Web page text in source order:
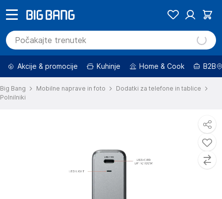
Akcije & promocije Kuhinje Home & Cook B2B
Big Bang Mobilne naprave in foto
Dodatki za telefone in tablice
Polnilniki